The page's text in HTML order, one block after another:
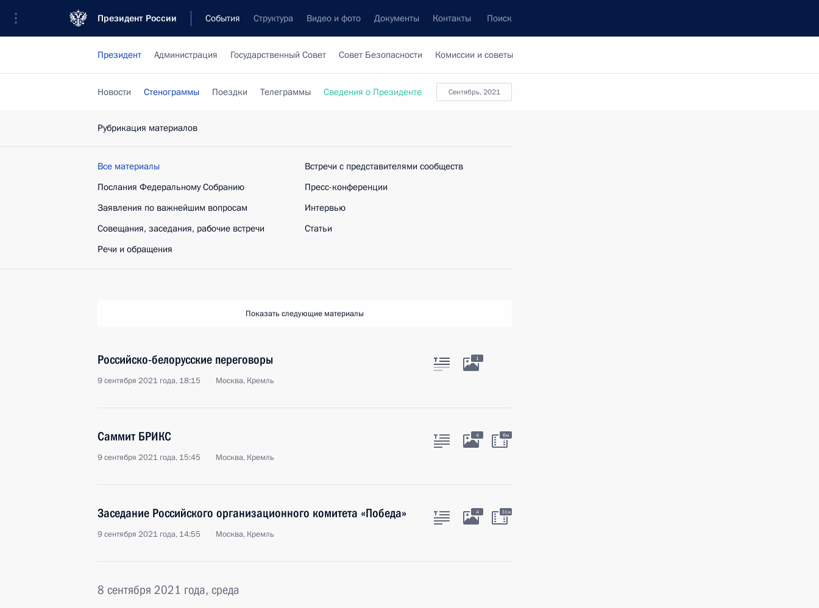
Президент России События Структура Видео и фото Документы Контакты Поиск
Президент Администрация Государственный Совет Совет Безопасности Комиссии и советы
сентябрь, 2021
Новости Стенограммы Поездки Телеграммы Сведения о Президенте
Рубрикация материалов
Все материалы
Послания Федеральному Собранию
Заявления по важнейшим вопросам
Совещания, заседания, рабочие встречи
Речи и обращения
Встречи с представителями сообществ
Пресс-конференции
Интервью
Статьи
Показать следующие материалы
Российско-белорусские переговоры
9 сентября 2021 года, 18:15 Москва, Кремль
1
Саммит БРИКС
9 сентября 2021 года, 15:45 Москва, Кремль
4 6м
Заседание Российского организационного комитета «Победа»
9 сентября 2021 года, 14:55 Москва, Кремль
4 31м
8 сентября 2021 года, среда